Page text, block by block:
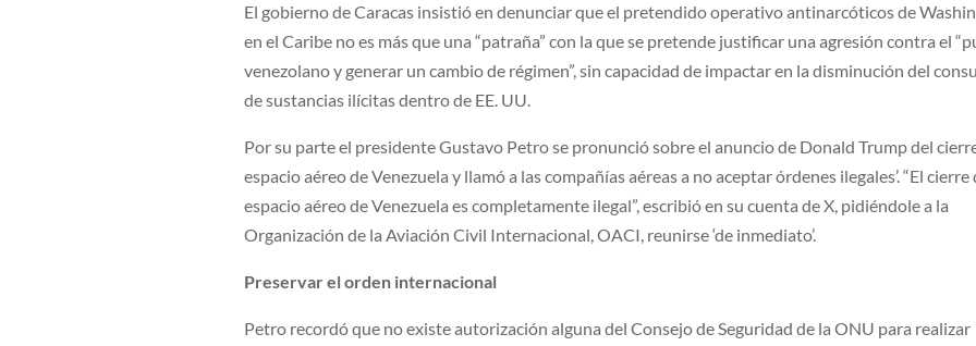
El gobierno de Caracas insistió en denunciar que el pretendido operativo antinarcóticos de
en el Caribe no es más que una “patraña” con la que se pretende justificar una agresión contra el
venezolano y generar un cambio de régimen”, sin capacidad de impactar en la disminución del
de sustancias ilícitas dentro de EE. UU.
Por su parte el presidente Gustavo Petro se pronunció sobre el anuncio de Donald Trump del
espacio aéreo de Venezuela y llamó a las compañías aéreas a no aceptar órdenes ilegales’. “El cierre
espacio aéreo de Venezuela es completamente ilegal”, escribió en su cuenta de X, pidiéndole a la
Organización de la Aviación Civil Internacional, OACI, reunirse ‘de inmediato’.
Preservar el orden internacional
Petro recordó que no existe autorización alguna del Consejo de Seguridad de la ONU para realizar